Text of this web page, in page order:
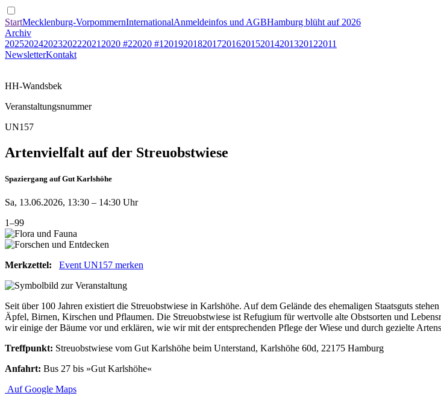
StartMecklenburg-VorpommernInternationalAnmeldeinfos und AGBHamburg blüht auf 2026
Archiv
20252024202320222021 2020 #22020 #1 201920182017201620152014201320122011
NewsletterKontakt
HH-Wandsbek
Veranstaltungsnummer
UN157
Artenvielfalt auf der Streuobstwiese
Spaziergang auf Gut Karlshöhe
Sa, 13.06.2026, 13:30 – 14:30 Uhr
1–99
Merkzettel: Event UN157 merken
Seit über 100 Jahren existiert die Streuobstwiese in Karlshöhe. Auf dem Gelände des ehemaligen Staatsguts
Äpfel, Birnen, Kirschen und Pflaumen. Die Streuobstwiese ist Refugium für wertvolle alte Obstsorten und
wir einige der Bäume vor und erklären, wie wir mit der entsprechenden Pflege der Wiese und durch gezielte
Treffpunkt: Streuobstwiese vom Gut Karlshöhe beim Unterstand, Karlshöhe 60d, 22175 Hamburg
Anfahrt: Bus 27 bis »Gut Karlshöhe«
Auf Google Maps